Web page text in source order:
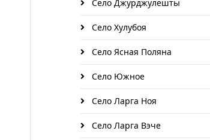
Село Джурджулешты
Село Хулубоя
Село Ясная Поляна
Село Южное
Село Ларга Ноя
Село Ларга Вэче